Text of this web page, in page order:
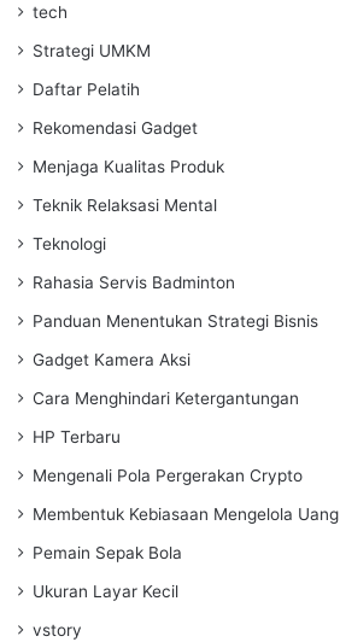
tech
Strategi UMKM
Daftar Pelatih
Rekomendasi Gadget
Menjaga Kualitas Produk
Teknik Relaksasi Mental
Teknologi
Rahasia Servis Badminton
Panduan Menentukan Strategi Bisnis
Gadget Kamera Aksi
Cara Menghindari Ketergantungan
HP Terbaru
Mengenali Pola Pergerakan Crypto
Membentuk Kebiasaan Mengelola Uang
Pemain Sepak Bola
Ukuran Layar Kecil
vstory